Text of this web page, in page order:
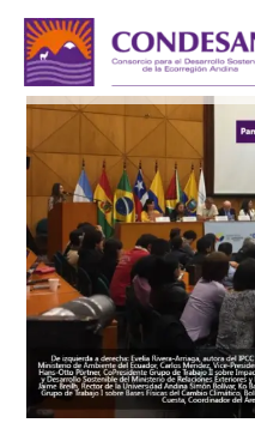
contenido